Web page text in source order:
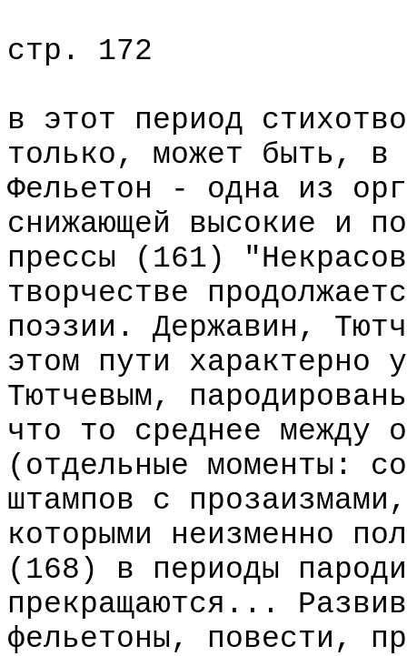
стр. 172
в этот период
только, может быть, в
Фельетон - одна из
снижающей высокие и
прессы (161)
творчестве
поэзии. Державин,
этом пути характерно
Тютчевым,
что то среднее между
(отдельные моменты:
штампов с
которыми неизменно
(168) в периоды
прекращаются...
фельетоны, повести,